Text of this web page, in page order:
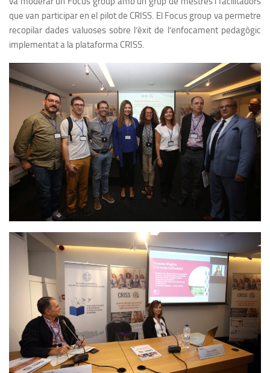
que van participar en el pilot de CRISS. El Focus group va permetre
recopilar dades valuoses sobre l’èxit de l’enfocament pedagògic
implementat a la plataforma CRISS.